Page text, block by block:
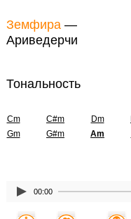
Земфира —
Ариведерчи
Тональность
Cm C#m Dm
Gm
G#m Am
00:00